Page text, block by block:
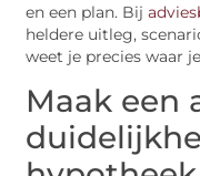
en een plan. Bij
heldere uitleg,
weet je precies waar
Maak een